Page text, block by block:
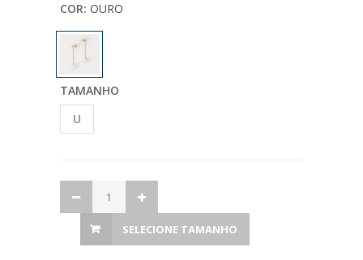
COR: OURO
TAMANHO
U
SELECIONE TAMANHO